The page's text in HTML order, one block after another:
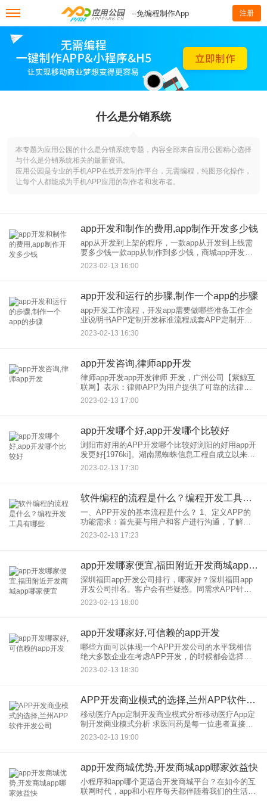
--免编程制作App 注册
什么是分销系统
本专题为应用公园的什么是分销系统专题，内容全部来自应用公园精心选择
与什么是分销系统相关的最新资讯。
应用公园是专业的手机APP在线开发制作平台，无需编程，纯图形化操作，
让每个人都能成为手机APP应用的制作者和发布者。
app开发和制作的费用,app制作开发多少钱
app从开发到上架的程序，一款app从开发到上线需
要多少钱一款app从制作到多少钱，商城app开发需
要多长时间才能从安卓中受益app制作，这些都是商
城，非常成熟的APP解决方案从产品讨论到已经推
2023-02-13 16:00
app开发和运行的步骤,制作一个app的步骤
app开发工作流程，开发app需要做哪些准备工作企
业说明书APP定制开发标准流程成套APP定制开发
是一个庞大而复杂的项目。在定制和企业，一个高
质量的应用程序至少需要3到6个月的时间今天，来
2023-02-13 16:30
app开发咨询,律师app开发
律师app开发app开发律师 开发，广州公司【紫鲸互
联网】表示：律师APP为用户提供了可靠的法律咨
询和服务平台，可以随时在线咨询律师。APP的律
师开发搭建了用户与律师的沟通平台，解决了用户
2023-02-13 17:00
app开发哪个好,app开发哪个比较好
浏阳市好用的APP开发哪个比较好浏阳的好用app开
发更好[1976ki]。湖南黑蜘蛛信息工程自成立以来，
一直专注于互联网品牌建设。团队成员曾在公司和
互联网公司为国内优秀广告工作，涉及WEB视觉、
2023-02-13 17:30
软件编程的流程是什么？编程开发工具有哪些
一、APP开发的基本流程是什么？ 1、定义APP的
功能需求：首先要与用户和客户进行沟通，了解他
们对APP的需求，根据用户和客户的要求，明确
2023-02-13 17:23
app开发哪家便宜,福田附近开发商城app哪家便宜
深圳福田app开发公司排行，哪家好？深圳福田app
开发公司排名。客户会有些疑惑。同需求APP针对
同一个发展方向。为什么语录不一样？有些甚至相
差超过10万。洪海尔科技为您解答：首先要明确的
2023-02-13 18:00
app开发哪家好,可信赖的app开发
哪些方面可以体现一个APP开发公司的水平我相信
绝大多数企业在考虑APP开发，的时候都会选择和
外部的公司合作，因为企业本身并不具备技术条
件。但是，由于目前开发大大小小的公司太多，企
2023-02-13 18:30
APP开发商业模式的选择,兰州APP软件开发公司
移动医疗App定制开发商业模式分析移动医疗App定
制开发商业模式分析 求医问药是每一位患者直接、
迫切的需求，因此应用移动医疗app定制开发是很有
必要的，投资者关心的当然是商业模式，但由于移
2023-02-13 19:00
app开发商城优势,开发商城app哪家效益快
小程序和app哪个更适合开发商城平台？在如今的互
联网时代，app和小程序每天都伴随着我们的生活。